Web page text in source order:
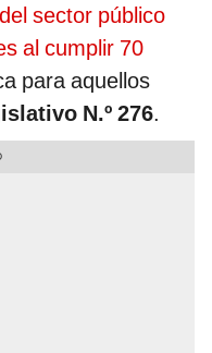
sector público
al cumplir 70
para aquellos
N.º 276.